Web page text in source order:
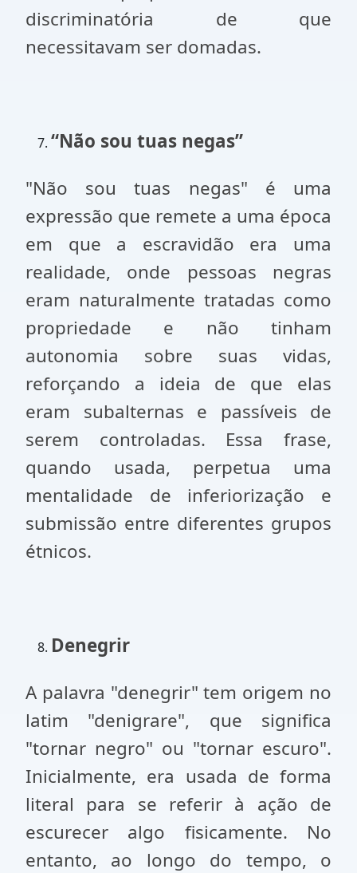
discriminatória de que
necessitavam ser domadas.
“Não sou tuas negas”
"Não sou tuas negas" é uma
expressão que remete a uma época
em que a escravidão era uma
realidade, onde pessoas negras
eram naturalmente tratadas como
propriedade e não tinham
autonomia sobre suas vidas,
reforçando a ideia de que elas
eram subalternas e passíveis de
serem controladas. Essa frase,
quando usada, perpetua uma
mentalidade de inferiorização e
submissão entre diferentes grupos
étnicos.
Denegrir
A palavra "denegrir" tem origem no
latim "denigrare", que significa
"tornar negro" ou "tornar escuro".
Inicialmente, era usada de forma
literal para se referir à ação de
escurecer algo fisicamente. No
entanto, ao longo do tempo, o